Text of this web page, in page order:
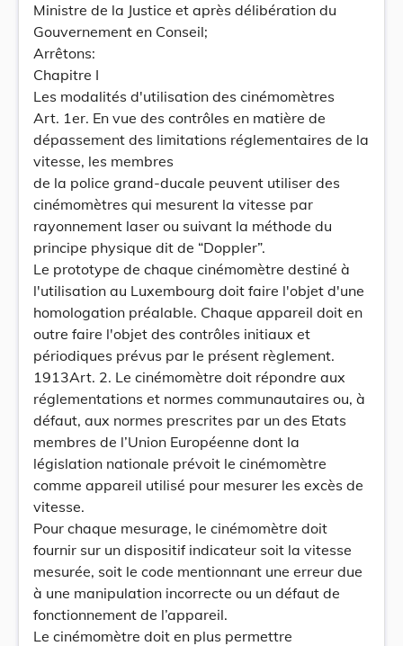
Ministre de la Justice et après délibération du
Gouvernement en Conseil;
Arrêtons:
Chapitre I
Les modalités d'utilisation des cinémomètres
Art. 1er. En vue des contrôles en matière de
dépassement des limitations réglementaires de la
vitesse, les membres
de la police grand-ducale peuvent utiliser des
cinémomètres qui mesurent la vitesse par
rayonnement laser ou suivant la méthode du
principe physique dit de “Doppler”.
Le prototype de chaque cinémomètre destiné à
l'utilisation au Luxembourg doit faire l'objet d'une
homologation préalable. Chaque appareil doit en
outre faire l'objet des contrôles initiaux et
périodiques prévus par le présent règlement.
1913Art. 2. Le cinémomètre doit répondre aux
réglementations et normes communautaires ou, à
défaut, aux normes prescrites par un des Etats
membres de l’Union Européenne dont la
législation nationale prévoit le cinémomètre
comme appareil utilisé pour mesurer les excès de
vitesse.
Pour chaque mesurage, le cinémomètre doit
fournir sur un dispositif indicateur soit la vitesse
mesurée, soit le code mentionnant une erreur due
à une manipulation incorrecte ou un défaut de
fonctionnement de l’appareil.
Le cinémomètre doit en plus permettre